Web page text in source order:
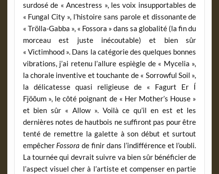
surdosé de « Ancestress », les voix insupportables de
« Fungal City », l’histoire sans parole et dissonante de
« Trölla-Gabba », « Fossora » dans sa globalité (la fin du
morceau est juste inécoutable) et bien sûr
« Victimhood ». Dans la catégorie des quelques bonnes
vibrations, j’ai retenu l’allure espiègle de « Mycelia »,
la chorale inventive et touchante de « Sorrowful Soil »,
la délicatesse quasi religieuse de « Fagurt Er Í
Fjöõum », le côté poignant de « Her Mother’s House »
et bien sûr « Allow ». Voilà ce qu’il en est et les
dernières notes de hautbois ne suffiront pas pour être
tenté de remettre la galette à son début et surtout
empêcher Fossora de finir dans l’indifférence et l’oubli.
La tournée qui devrait suivre va bien sûr bénéficier de
l’aspect visuel cher à l’artiste et compenser en partie